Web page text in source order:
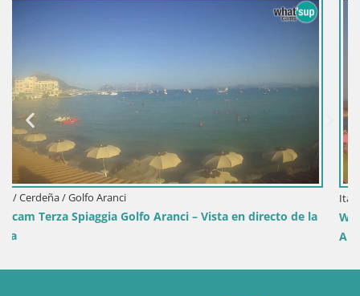
de la
Italia / Cerdeña / Sant'Anna Arresi
Webcam Porto Pino – Vista en directo desde